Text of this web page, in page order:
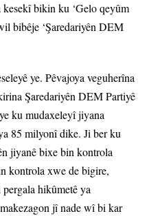
bikin ku ‘Gelo qeyûm
bibêje ‘Şaredariyên DEM
ye. Pêvajoya veguherîna
Şaredariyên DEM Partiyê
ku mudaxeleyî jiyana
85 milyonî dike. Ji ber ku
jiyanê bixe bin kontrola
kontrola xwe de bigire,
hikûmetê ya
jî nade wî bi kar